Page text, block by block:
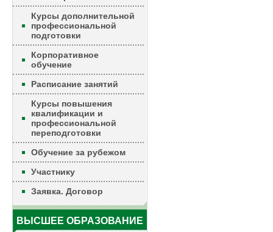
Курсы дополнительной
профессиональной
подготовки
Корпоративное
обучение
Расписание занятий
Курсы повышения
квалификации и
профессиональной
переподготовки
Обучение за рубежом
Участнику
Заявка. Договор
ВЫСШЕЕ ОБРАЗОВАНИЕ